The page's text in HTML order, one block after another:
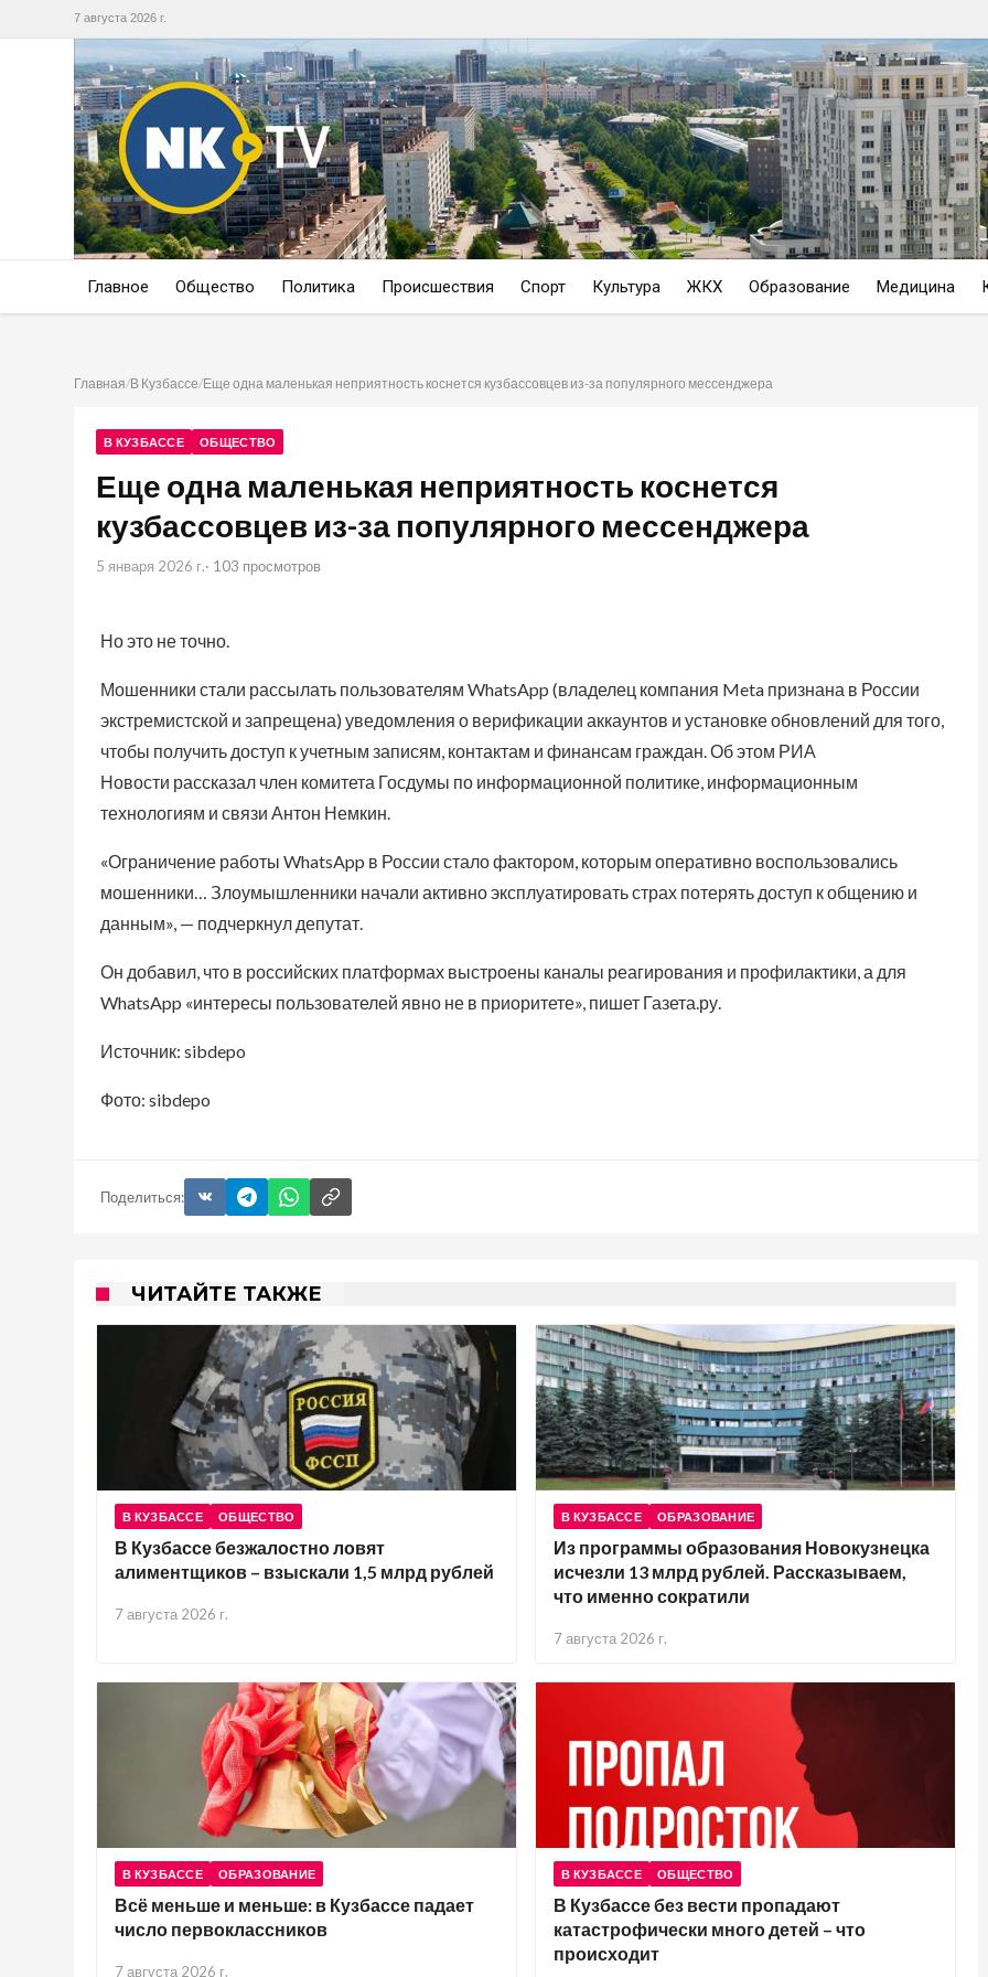
7 августа 2026 г.
Главное Общество Политика Происшествия Спорт Культура ЖКХ Образование Медицина
Главная/В Кузбассе/Еще одна маленькая неприятность коснется кузбассовцев из-за популярного мессенджера
В КУЗБАССЕ ОБЩЕСТВО
Еще одна маленькая неприятность коснется
кузбассовцев из-за популярного мессенджера
5 января 2026 г.· 103 просмотров
Но это не точно.
Мошенники стали рассылать пользователям WhatsApp (владелец компания Meta признана в России
экстремистской и запрещена) уведомления о верификации аккаунтов и установке обновлений для того,
чтобы получить доступ к учетным записям, контактам и финансам граждан. Об этом РИА
Новости рассказал член комитета Госдумы по информационной политике, информационным
технологиям и связи Антон Немкин.
«Ограничение работы WhatsApp в России стало фактором, которым оперативно воспользовались
мошенники… Злоумышленники начали активно эксплуатировать страх потерять доступ к общению и
данным», — подчеркнул депутат.
Он добавил, что в российских платформах выстроены каналы реагирования и профилактики, а для
WhatsApp «интересы пользователей явно не в приоритете», пишет Газета.ру.
Источник: sibdepo
Фото: sibdepo
Поделиться:
ЧИТАЙТЕ ТАКЖЕ
В КУЗБАССЕ ОБЩЕСТВО
В Кузбассе безжалостно ловят
алиментщиков – взыскали 1,5 млрд рублей
7 августа 2026 г.
В КУЗБАССЕ ОБРАЗОВАНИЕ
Из программы образования Новокузнецка
исчезли 13 млрд рублей. Рассказываем,
что именно сократили
7 августа 2026 г.
В КУЗБАССЕ ОБРАЗОВАНИЕ
Всё меньше и меньше: в Кузбассе падает
число первоклассников
7 августа 2026 г.
В КУЗБАССЕ ОБЩЕСТВО
В Кузбассе без вести пропадают
катастрофически много детей – что
происходит